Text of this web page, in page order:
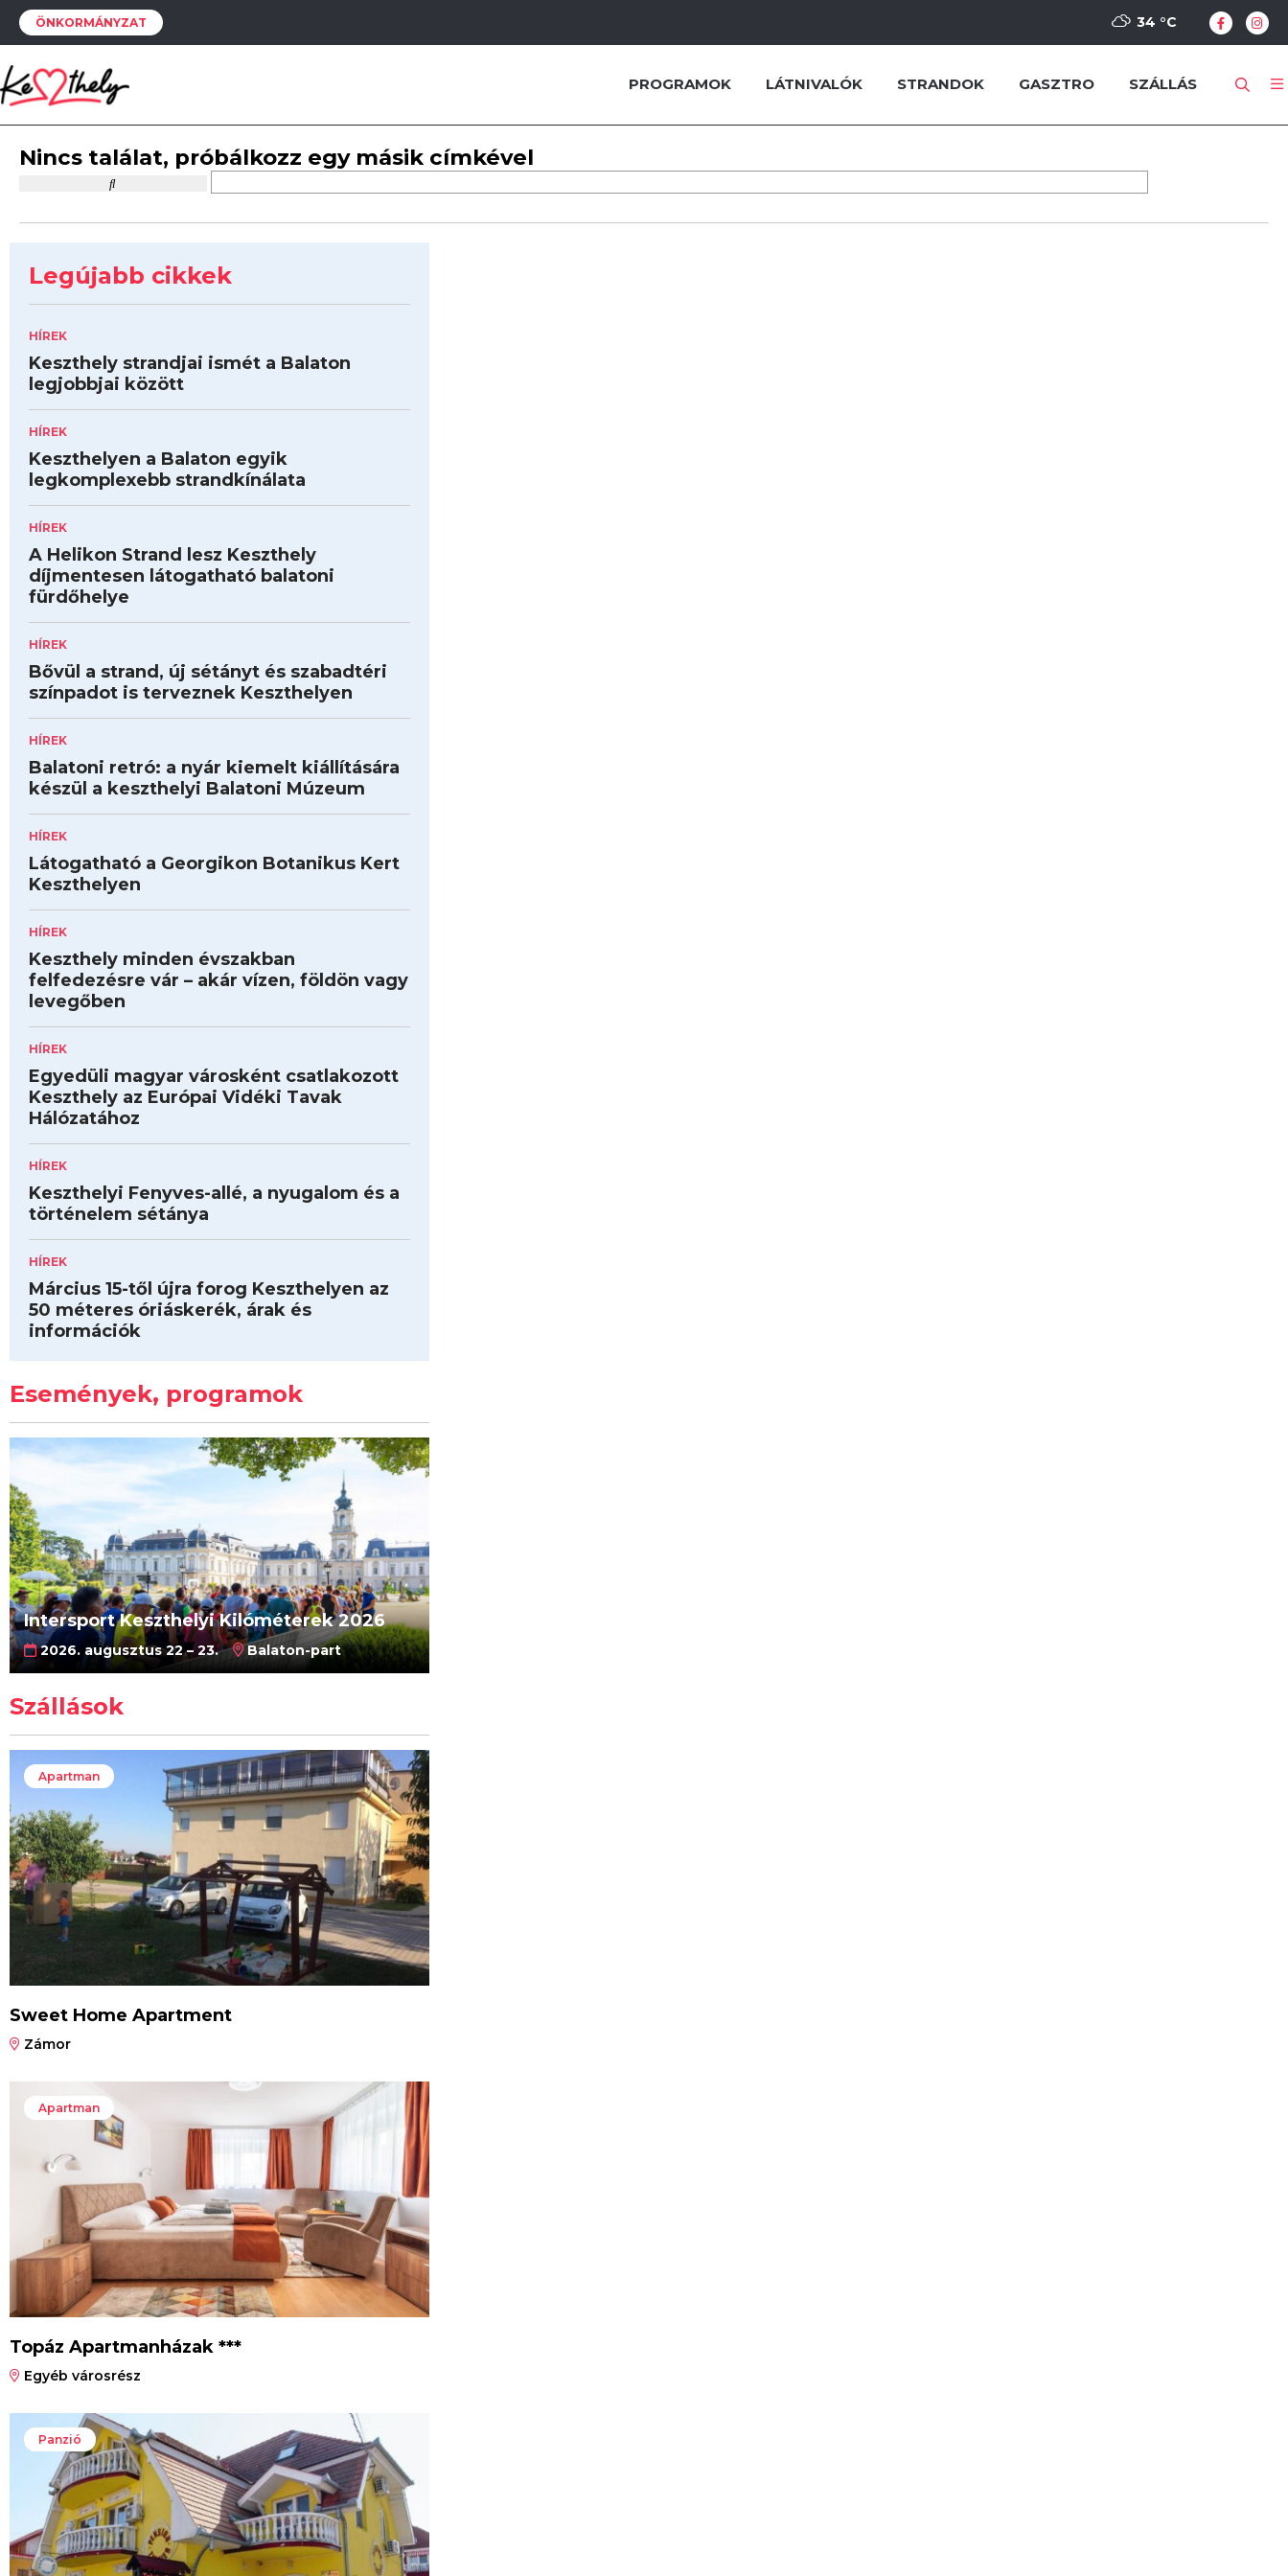
ÖNKORMÁNYZAT 34 °C
PROGRAMOK LÁTNIVALÓK STRANDOK GASZTRO SZÁLLÁS
Nincs találat, próbálkozz egy másik címkével
Legújabb cikkek
HÍREK
Keszthely strandjai ismét a Balaton
legjobbjai között
HÍREK
Keszthelyen a Balaton egyik
legkomplexebb strandkínálata
HÍREK
A Helikon Strand lesz Keszthely
díjmentesen látogatható balatoni
fürdőhelye
HÍREK
Bővül a strand, új sétányt és szabadtéri
színpadot is terveznek Keszthelyen
HÍREK
Balatoni retró: a nyár kiemelt kiállítására
készül a keszthelyi Balatoni Múzeum
HÍREK
Látogatható a Georgikon Botanikus Kert
Keszthelyen
HÍREK
Keszthely minden évszakban
felfedezésre vár – akár vízen, földön vagy
levegőben
HÍREK
Egyedüli magyar városként csatlakozott
Keszthely az Európai Vidéki Tavak
Hálózatához
HÍREK
Keszthelyi Fenyves-allé, a nyugalom és a
történelem sétánya
HÍREK
Március 15-től újra forog Keszthelyen az
50 méteres óriáskerék, árak és
információk
Események, programok
Intersport Keszthelyi Kilóméterek 2026
2026. augusztus 22 – 23. Balaton-part
Szállások
Apartman
Sweet Home Apartment
Zámor
Apartman
Topáz Apartmanházak ***
Egyéb városrész
Panzió